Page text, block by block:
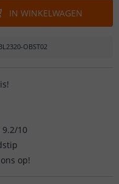
IN WINKELWAGEN
OBST02
10
op!